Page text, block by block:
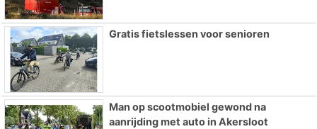
Gratis fietslessen voor senioren
Man op scootmobiel gewond na
aanrijding met auto in Akersloot